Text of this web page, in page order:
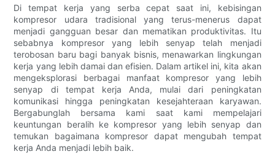
Di tempat kerja yang serba cepat saat ini, kebisingan
kompresor udara tradisional yang terus-menerus dapat
menjadi gangguan besar dan mematikan produktivitas. Itu
sebabnya kompresor yang lebih senyap telah menjadi
terobosan baru bagi banyak bisnis, menawarkan lingkungan
kerja yang lebih damai dan efisien. Dalam artikel ini, kita akan
mengeksplorasi berbagai manfaat kompresor yang lebih
senyap di tempat kerja Anda, mulai dari peningkatan
komunikasi hingga peningkatan kesejahteraan karyawan.
Bergabunglah bersama kami saat kami mempelajari
keuntungan beralih ke kompresor yang lebih senyap dan
temukan bagaimana kompresor dapat mengubah tempat
kerja Anda menjadi lebih baik.